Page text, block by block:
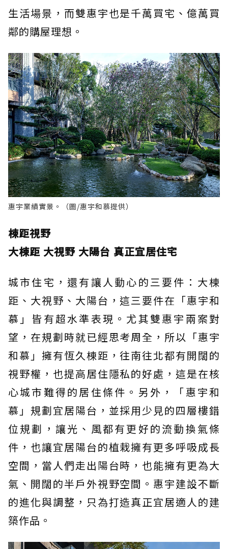
生活場景，而雙惠宇也是千萬買宅、億萬買
鄰的購屋理想。
惠宇業績實景。（圖/惠宇和慕提供）
棟距視野
大棟距 大視野 大陽台 真正宜居住宅
城市住宅，還有讓人動心的三要件：大棟
距、大視野、大陽台，這三要件在「惠宇和
慕」皆有超水準表現。尤其雙惠宇兩案對
望，在規劃時就已經思考周全，所以「惠宇
和慕」擁有恆久棟距，往南往北都有開闊的
視野權，也提高居住隱私的好處，這是在核
心城市難得的居住條件。另外，「惠宇和
慕」規劃宜居陽台，並採用少見的四層樓錯
位規劃，讓光、風都有更好的流動換氣條
件，也讓宜居陽台的植栽擁有更多呼吸成長
空間，當人們走出陽台時，也能擁有更為大
氣、開闊的半戶外視野空間。惠宇建設不斷
的進化與調整，只為打造真正宜居適人的建
築作品。